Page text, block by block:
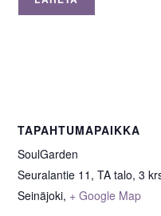
TAPAHTUMAPAIKKA
SoulGarden
Seuralantie 11, TA talo, 3
Seinäjoki, + Google Map